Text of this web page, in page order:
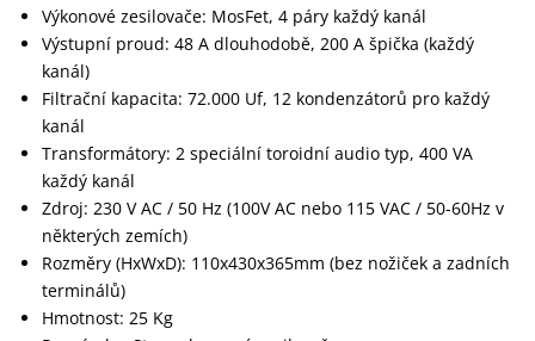
Výkonové zesilovače: MosFet, 4 páry každý kanál
Výstupní proud: 48 A dlouhodobě, 200 A špička (každý
kanál)
Filtrační kapacita: 72.000 Uf, 12 kondenzátorů pro každý
kanál
Transformátory: 2 speciální toroidní audio typ, 400 VA
každý kanál
Zdroj: 230 V AC / 50 Hz (100V AC nebo 115 VAC / 50-60Hz v
některých zemích)
Rozměry (HxWxD): 110x430x365mm (bez nožiček a zadních
terminálů)
Hmotnost: 25 Kg